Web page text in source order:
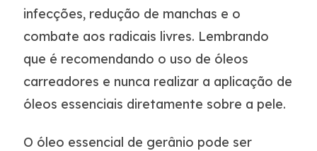
infecções, redução de manchas e o
combate aos radicais livres. Lembrando
que é recomendando o uso de óleos
carreadores e nunca realizar a aplicação de
óleos essenciais diretamente sobre a pele.
O óleo essencial de gerânio pode ser